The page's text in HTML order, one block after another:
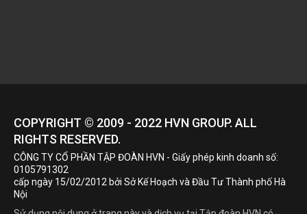
COPYRIGHT © 2009 - 2022 HVN GROUP. ALL
RIGHTS RESERVED.
CÔNG TY CỔ PHẦN TẬP ĐOÀN HVN - Giấy phép kinh doanh số:
0105791302
cấp ngày 15/02/2012 bởi Sở Kế Hoạch và Đầu Tư Thành phố Hà
Nội